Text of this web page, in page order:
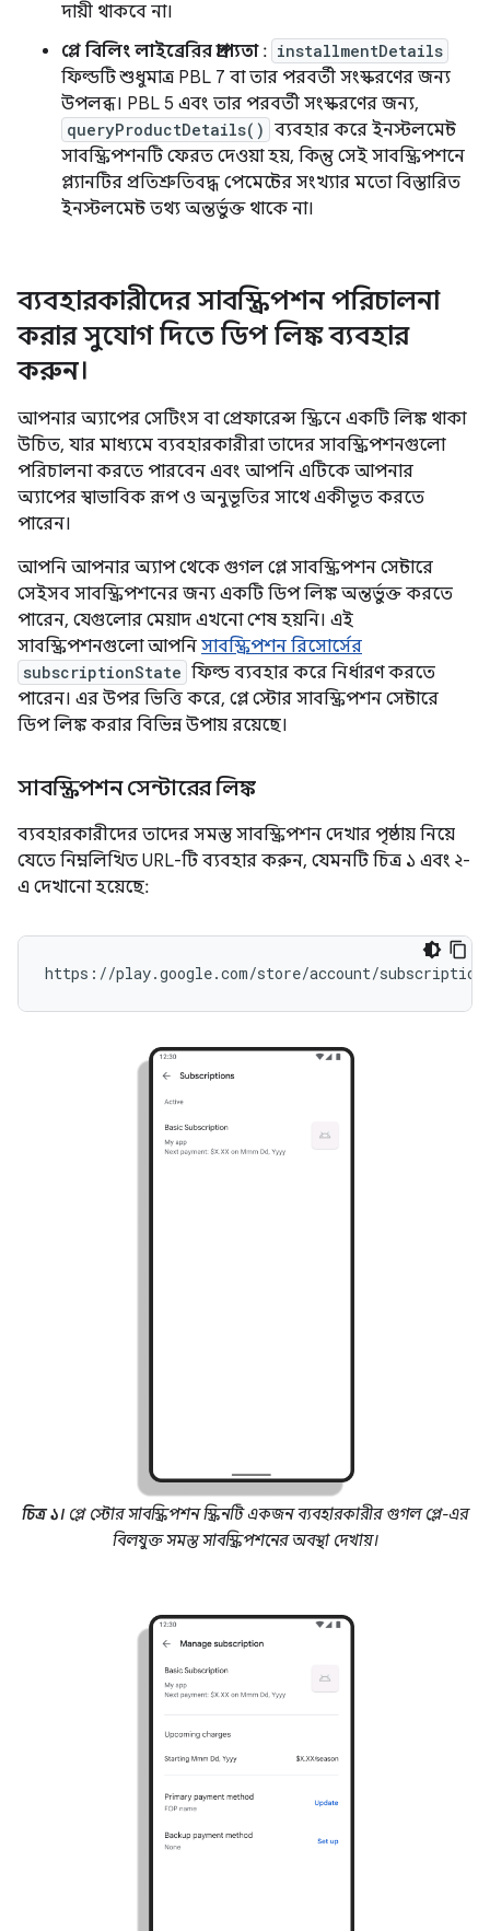
দায়ী থাকবে না।
প্লে বিলিং লাইব্রেরির প্রাপ্যতা: installmentDetails
ফিল্ডটি শুধুমাত্র PBL 7 বা তার পরবর্তী সংস্করণের জন্য
উপলব্ধ। PBL 5 এবং তার পরবর্তী সংস্করণের জন্য,
queryProductDetails() ব্যবহার করে ইনস্টলমেন্ট
সাবস্ক্রিপশনটি ফেরত দেওয়া হয়, কিন্তু সেই সাবস্ক্রিপশনে
প্ল্যানটির প্রতিশ্রুতিবদ্ধ পেমেন্টের সংখ্যার মতো বিস্তারিত
ইনস্টলমেন্ট তথ্য অন্তর্ভুক্ত থাকে না।
ব্যবহারকারীদের সাবস্ক্রিপশন পরিচালনা
করার সুযোগ দিতে ডিপ লিঙ্ক ব্যবহার
করুন।
আপনার অ্যাপের সেটিংস বা প্রেফারেন্স স্ক্রিনে একটি লিঙ্ক থাকা
উচিত, যার মাধ্যমে ব্যবহারকারীরা তাদের সাবস্ক্রিপশনগুলো
পরিচালনা করতে পারবেন এবং আপনি এটিকে আপনার
অ্যাপের স্বাভাবিক রূপ ও অনুভূতির সাথে একীভূত করতে
পারেন।
আপনি আপনার অ্যাপ থেকে গুগল প্লে সাবস্ক্রিপশন সেন্টারে
সেইসব সাবস্ক্রিপশনের জন্য একটি ডিপ লিঙ্ক অন্তর্ভুক্ত করতে
পারেন, যেগুলোর মেয়াদ এখনো শেষ হয়নি। এই
সাবস্ক্রিপশনগুলো আপনি সাবস্ক্রিপশন রিসোর্সের
subscriptionState ফিল্ড ব্যবহার করে নির্ধারণ করতে
পারেন। এর উপর ভিত্তি করে, প্লে স্টোর সাবস্ক্রিপশন সেন্টারে
ডিপ লিঙ্ক করার বিভিন্ন উপায় রয়েছে।
সাবস্ক্রিপশন সেন্টারের লিঙ্ক
ব্যবহারকারীদের তাদের সমস্ত সাবস্ক্রিপশন দেখার পৃষ্ঠায় নিয়ে
যেতে নিম্নলিখিত URL-টি ব্যবহার করুন, যেমনটি চিত্র ১ এবং ২-
এ দেখানো হয়েছে:
চিত্র ১। প্লে স্টোর সাবস্ক্রিপশন স্ক্রিনটি একজন ব্যবহারকারীর গুগল প্লে-এর
বিলযুক্ত সমস্ত সাবস্ক্রিপশনের অবস্থা দেখায়।